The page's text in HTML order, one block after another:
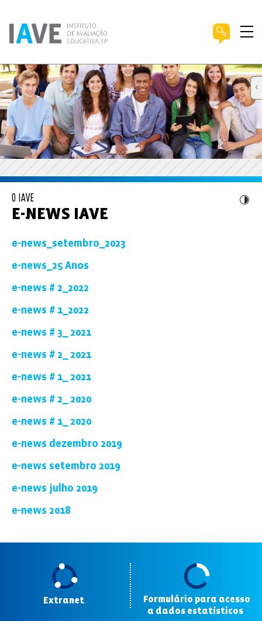
O IAVE
E-NEWS IAVE
e-news_setembro_2023
e-news_25 Anos
e-news # 2_2022
e-news # 1_2022
e-news # 3_ 2021
e-news # 2_ 2021
e-news # 1_ 2021
e-news # 2_ 2020
e-news # 1_ 2020
e-news dezembro 2019
e-news setembro 2019
e-news julho 2019
e-news 2018
Extranet.
Formulário para acesso
a dados estatísticos